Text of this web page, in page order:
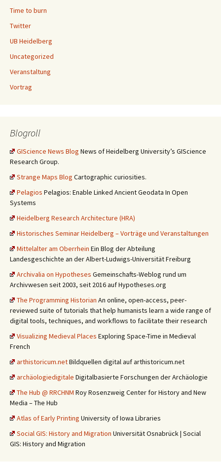
Time to burn
Twitter
UB Heidelberg
Uncategorized
Veranstaltung
Vortrag
Blogroll
GIScience News Blog News of Heidelberg University’s GIScience
Research Group.
Strange Maps Blog Cartographic curiosities.
Pelagios Pelagios: Enable Linked Ancient Geodata In Open
Systems
Heidelberg Research Architecture (HRA)
Historisches Seminar Heidelberg – Vorträge und Veranstaltungen
Mittelalter am Oberrhein Ein Blog der Abteilung
Landesgeschichte an der Albert-Ludwigs-Universität Freiburg
Archivalia on Hypotheses Gemeinschafts-Weblog rund um
Archivwesen seit 2003, seit 2016 auf Hypotheses.org
The Programming Historian An online, open-access, peer-
reviewed suite of tutorials that help humanists learn a wide range of
digital tools, techniques, and workflows to facilitate their research
Visualizing Medieval Places Exploring Space-Time in Medieval
French
arthistoricum.netBildquellen digital auf arthistoricum.net
archäologiedigitale Digitalbasierte Forschungen der Archäologie
The Hub @ RRCHNM Roy Rosenzweig Center for History and New
Media – The Hub
Atlas of Early Printing University of Iowa Libraries
Social GIS: History and Migration Universität Osnabrück | Social
GIS: History and Migration